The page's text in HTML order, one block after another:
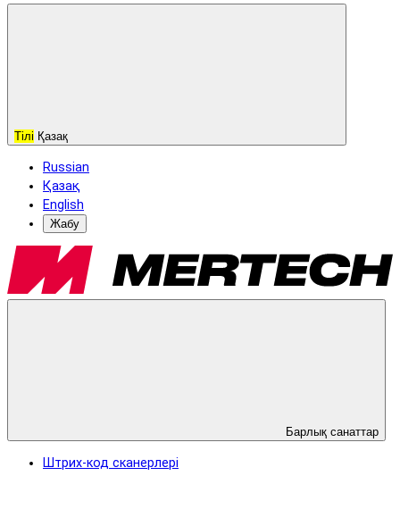
Тілі Қазақ
Russian
Қазақ
English
Жабу
Барлық санаттар
Штрих-код сканерлері